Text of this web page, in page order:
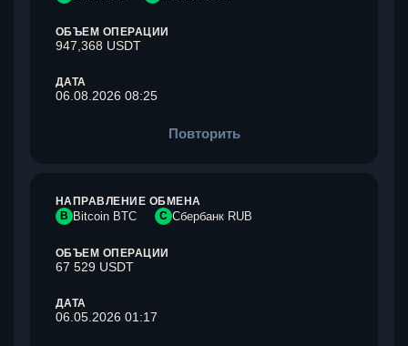
ОБЪЕМ ОПЕРАЦИИ
947,368 USDT
ДАТА
06.08.2026 08:25
Повторить
НАПРАВЛЕНИЕ ОБМЕНА
B Bitcoin BTC С Сбербанк RUB
ОБЪЕМ ОПЕРАЦИИ
67 529 USDT
ДАТА
06.05.2026 01:17